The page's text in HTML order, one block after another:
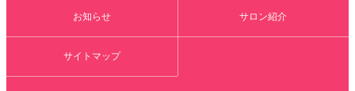
お知らせ サロン紹介
サイトマップ